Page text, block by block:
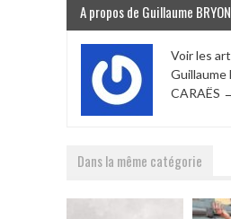
A propos de Guillaume
Voir les
Guillaume
CARAËS
Dans la même catégorie